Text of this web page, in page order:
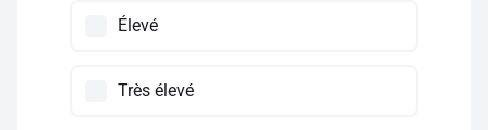
Élevé
Très élevé